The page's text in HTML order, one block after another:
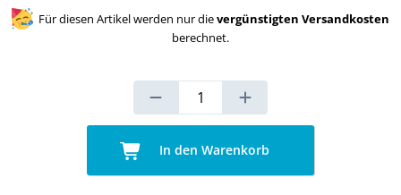
Für diesen Artikel werden nur dievergünstigten Versandkosten
berechnet.
In den Warenkorb